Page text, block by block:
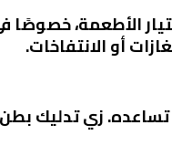
الأطعمة، خصوصًا
أو الانتفاخات.
تساعده. زي تدليك